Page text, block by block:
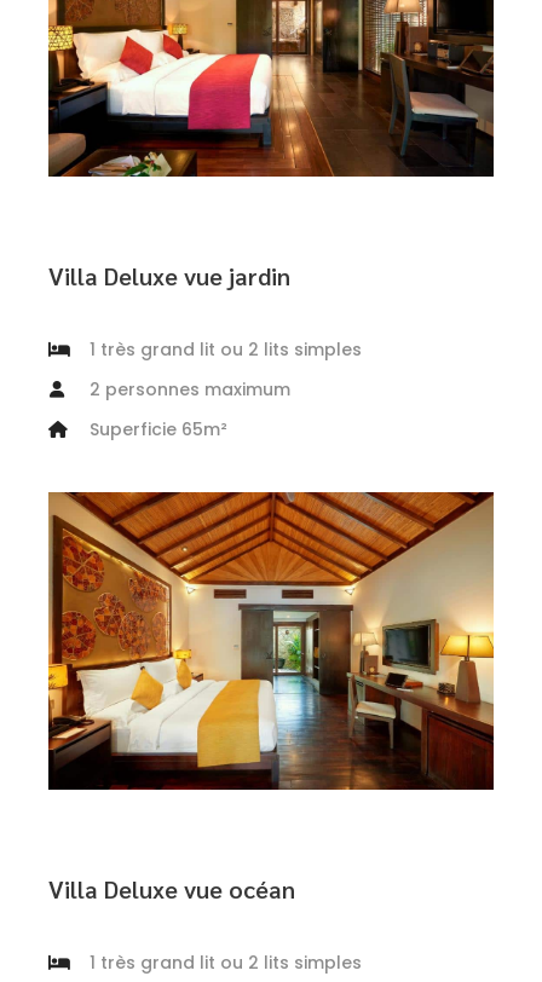
Villa Deluxe vue jardin
1 très grand lit ou 2 lits simples
2 personnes maximum
Superficie 65m²
Villa Deluxe vue océan
1 très grand lit ou 2 lits simples